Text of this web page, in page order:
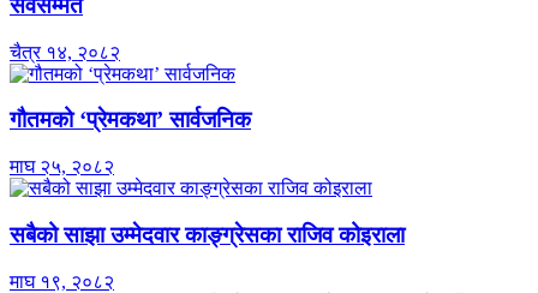
सर्वसम्मत
चैत्र १४, २०८२
गौतमको ‘प्रेमकथा’ सार्वजनिक
माघ २५, २०८२
सबैको साझा उम्मेदवार काङ्ग्रेसका राजिव कोइराला
माघ १९, २०८२